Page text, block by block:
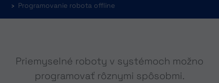
Programovanie robota offline
Priemyselné roboty v systémoch možno
programovať rôznymi spôsobmi.